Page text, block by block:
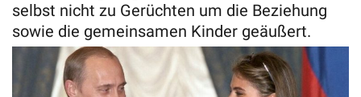
selbst nicht zu Gerüchten um die Beziehung
sowie die gemeinsamen Kinder geäußert.